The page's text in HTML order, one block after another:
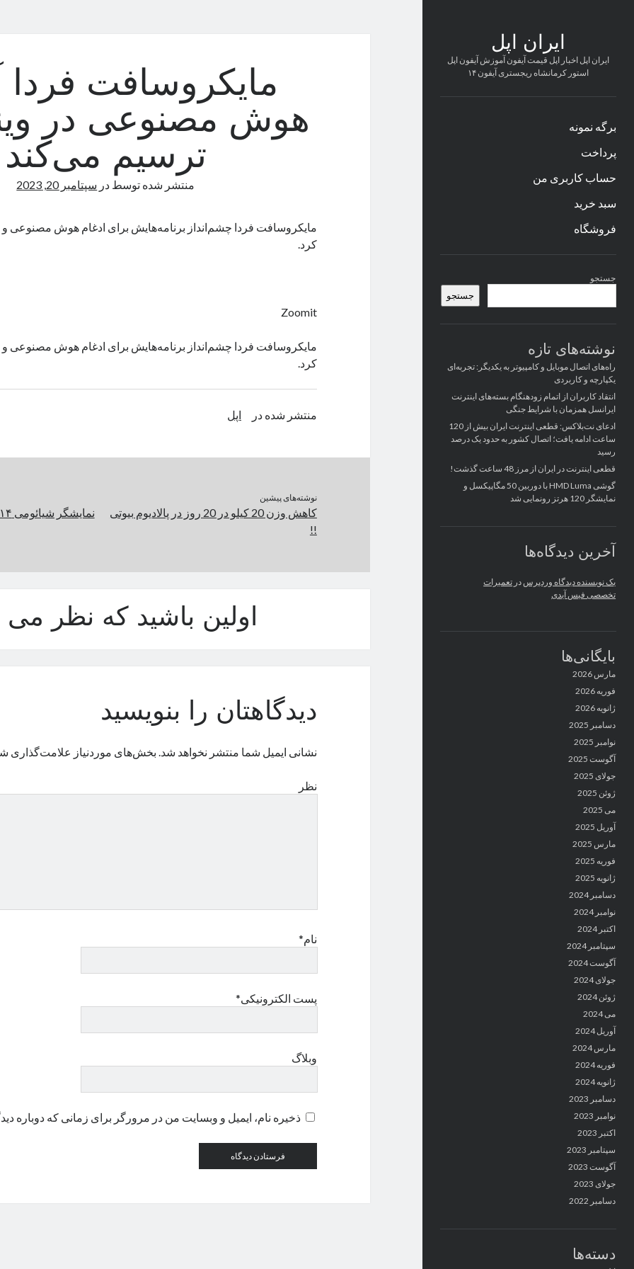
ایران اپل
ایران اپل اخبار اپل قیمت آیفون آموزش آیفون اپل
استور کرمانشاه ریجستری آیفون ۱۴
برگه نمونه
پرداخت
حساب کاربری من
سبد خرید
فروشگاه
کناری
جستجو
جستجو
نوشته‌های تازه
راه‌های اتصال موبایل و کامپیوتر به یکدیگر: تجربه‌ای
یکپارچه و کاربردی
انتقاد کاربران از اتمام زودهنگام بسته‌های اینترنت
ایرانسل همزمان با شرایط جنگی
ادعای نت‌بلاکس: قطعی اینترنت ایران بیش از 120
ساعت ادامه یافت؛ اتصال کشور به حدود یک درصد
رسید
قطعی اینترنت در ایران از مرز 48 ساعت گذشت!
گوشی HMD Luma با دوربین 50 مگاپیکسل و
نمایشگر 120 هرتز رونمایی شد
آخرین دیدگاه‌ها
یک نویسنده دیدگاه وردپرس در تعمیرات
تخصصی فیس آیدی
بایگانی‌ها
مارس 2026
فوریه 2026
ژانویه 2026
دسامبر 2025
نوامبر 2025
آگوست 2025
جولای 2025
ژوئن 2025
می 2025
آوریل 2025
مارس 2025
فوریه 2025
ژانویه 2025
دسامبر 2024
نوامبر 2024
اکتبر 2024
سپتامبر 2024
آگوست 2024
جولای 2024
ژوئن 2024
می 2024
آوریل 2024
مارس 2024
فوریه 2024
ژانویه 2024
دسامبر 2023
نوامبر 2023
اکتبر 2023
سپتامبر 2023
آگوست 2023
جولای 2023
دسامبر 2022
دسته‌ها
مایکروسافت فردا
هوش مصنوعی در
ترسیم می‌کند
منتشر شده توسط در سپتامبر 20, 2023
مایکروسافت فردا چشم‌انداز برنامه‌هایش برای ادغام هوش مصنوعی و
کرد.
Zoomit
مایکروسافت فردا چشم‌انداز برنامه‌هایش برای ادغام هوش مصنوعی و
کرد.
منتشر شده در اپل
نوشته‌های پیشین
کاهش وزن 20 کیلو در 20 روز در پالادیوم بیوتی
!!
اولین باشید که نظر می
دیدگاهتان را بنویسید
نشانی ایمیل شما منتشر نخواهد شد. بخش‌های موردنیاز علامت‌گذاری
نظر
نام*
پست الکترونیکی*
وبلاگ
ذخیره نام، ایمیل و وبسایت من در مرورگر برای زمانی که دوباره